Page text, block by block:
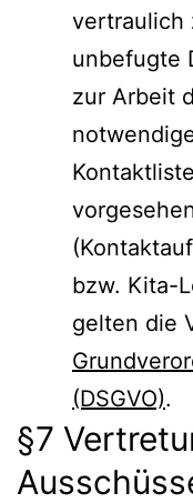
vertraulich
unbefugte
zur Arbeit
bzw. Kita-
gelten die
(DSGVO).
§7